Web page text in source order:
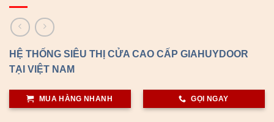
HỆ THỐNG SIÊU THỊ CỬA CAO CẤP GIAHUYDOOR
TẠI VIỆT NAM
MUA HÀNG NHANH GỌI NGAY